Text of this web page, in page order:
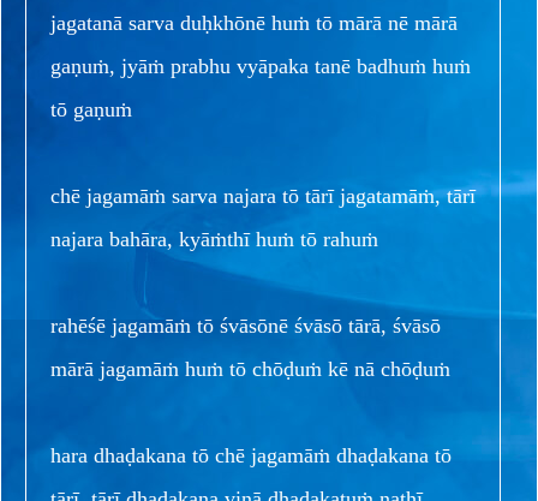
jagatanā sarva duḥkhōnē huṁ tō mārā nē mārā
gaṇuṁ, jyāṁ prabhu vyāpaka tanē badhuṁ huṁ
tō gaṇuṁ
chē jagamāṁ sarva najara tō tārī jagatamāṁ, tārī
najara bahāra, kyāṁthī huṁ tō rahuṁ
rahēśē jagamāṁ tō śvāsōnē śvāsō tārā, śvāsō
mārā jagamāṁ huṁ tō chōḍuṁ kē nā chōḍuṁ
hara dhaḍakana tō chē jagamāṁ dhaḍakana tō